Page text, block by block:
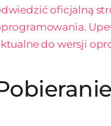
oficjalną
do wersji